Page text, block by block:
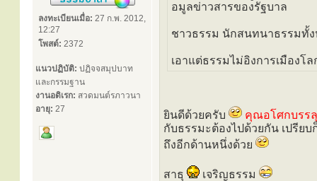
ลงทะเบียนเมื่อ: 27 ก.พ. 2012,
12:27
โพสต์: 2372
แนวปฏิบัติ: ปฏิจจสมุปบาท
และกรรมฐาน
งานอดิเรก: สวดมนต์รภาวนา
อายุ: 27
อมูลข่าวสารของรัฐบาล
ชาวธรรม นักสนทนาธรรมทั้ง
เอาแต่ธรรมไม่อิงการเมืองโ
ยินดีด้วยครับ
คุณอโศกบรรลุ
กับธรรมะต้องไปด้วยกัน เปรีย
ถึงอีกด้านหนึ่งด้วย
สาธุ เจริญธรรม